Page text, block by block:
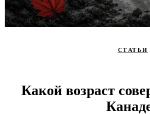
СТАТЬИ
Какой возраст